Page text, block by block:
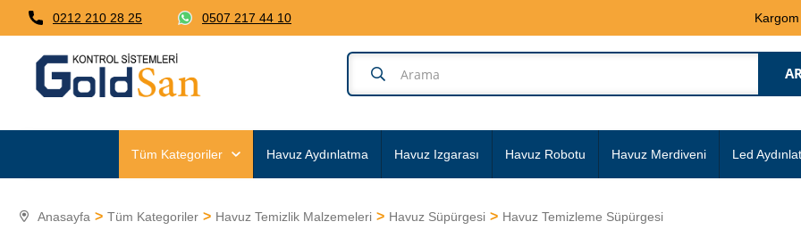
0212 210 28 25 0507 217 44 10
Tüm Kategoriler Havuz Aydınlatma Havuz Izgarası Havuz Robotu Havuz Merdiveni Led
Anasayfa Tüm Kategoriler Havuz Temizlik Malzemeleri Havuz Süpürgesi Havuz Temizleme Süpürgesi